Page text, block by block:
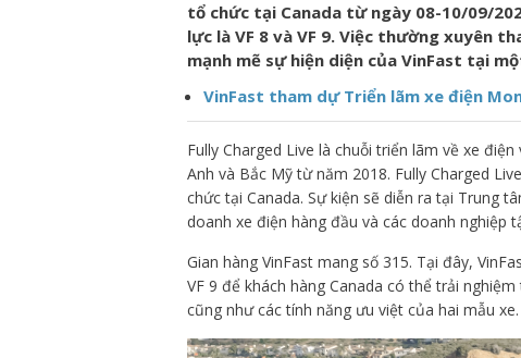
tổ chức tại Canada từ ngày 08-10/09/
lực là VF 8 và VF 9. Việc thường xuyên
mạnh mẽ sự hiện diện của VinFast tại
VinFast tham dự Triển lãm xe điện
Fully Charged Live là chuỗi triển lãm về xe
Anh và Bắc Mỹ từ năm 2018. Fully Charged
chức tại Canada. Sự kiện sẽ diễn ra tại Trung
doanh xe điện hàng đầu và các doanh nghiệp
Gian hàng VinFast mang số 315. Tại đây,
VF 9 để khách hàng Canada có thể trải
cũng như các tính năng ưu việt của hai mẫu xe.